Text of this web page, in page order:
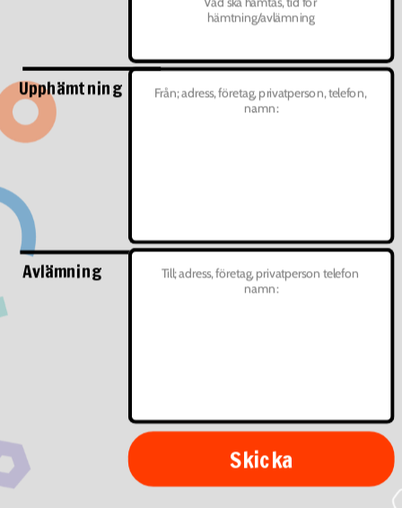
Skicka
Upphämtning
Avlämning